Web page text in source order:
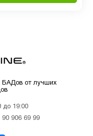
БАДов от лучших
до 19:00
90 906 69 99